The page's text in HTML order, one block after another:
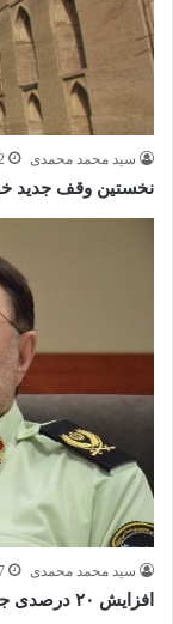
سید محمد محمدی
نخستین وقف جدید خواف در
سید محمد محمدی
افزایش ۲۰ درصدی جرایم سایبری از ابتدای سال ۹۵ تاکنون